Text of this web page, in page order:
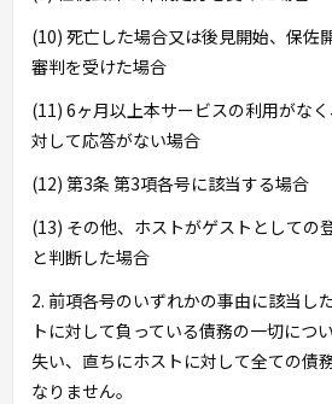
(10) 死亡した場合又は後見開始、保佐
審判を受けた場合
(11) 6ヶ月以上本サービスの利用がな
対して応答がない場合
(12) 第3条 第3項各号に該当する場合
(13) その他、ホストがゲストとしての
と判断した場合
2. 前項各号のいずれかの事由に該当し
トに対して負っている債務の一切につ
失い、直ちにホストに対して全ての債
なりません。